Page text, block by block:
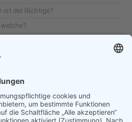
ist der Richtige?